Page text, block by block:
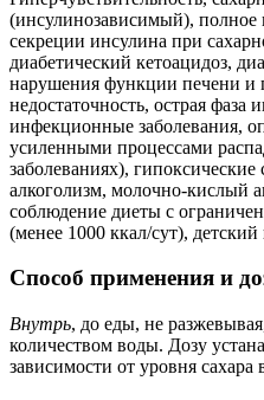
(инсулинозависимый), полное
секреции инсулина при
диабетический кетоацидоз,
нарушения функции печени и
недостаточность, острая
инфекционные заболевания,
усиленными процессами
заболеваниях),
алкоголизм, молочно-кислый
соблюдение диеты с
(менее 1000 ккал/сут), детский
Способ применения и
Внутрь, до еды, не
количеством воды. Дозу
зависимости от уровня сахара